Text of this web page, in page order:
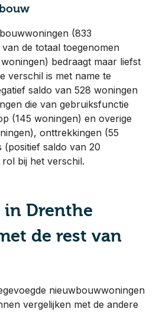
(833
de totaal toegenomen
bedraagt maar liefst
verschil is met name te
saldo van 528 woningen
die van gebruiksfunctie
(145 woningen) en overige
onttrekkingen (55
(positief saldo van 20
bij het verschil.
Drenthe
de rest van
nieuwbouwwoningen
vergelijken met de andere